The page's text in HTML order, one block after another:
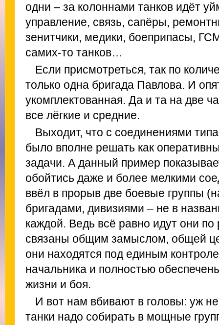
одни – за колоннами танков идёт
управление, связь, сапёры,
зенитчики, медики, боеприпасы,
самих-то танков…
Если присмотреться, так по
только одна бригада Павлова. И
укомплектованная. Да и та на две
все лёгкие и средние.
Выходит, что с соединениями
было вполне решать как
задачи. А данный пример
обойтись даже и более мелкими
ввёл в прорыв две боевые группы
бригадами, дивизиями – не в
каждой. Ведь всё равно идут они
связаны общим замыслом, общей
они находятся под единым
начальника и полностью
жизни и боя.
И вот нам вбивают в головы: уж
танки надо собирать в мощные